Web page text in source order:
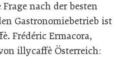
nach der besten
Gastronomiebetrieb ist
Frédéric Ermacora,
illycaffè Österreich: